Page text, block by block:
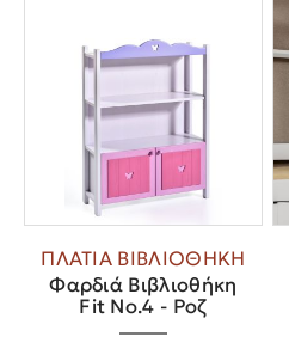
ΠΛΑΤΙΑ ΒΙΒΛΙΟΘΗΚΗ
Φαρδιά Βιβλιοθήκη
Fit No.4 - Ροζ